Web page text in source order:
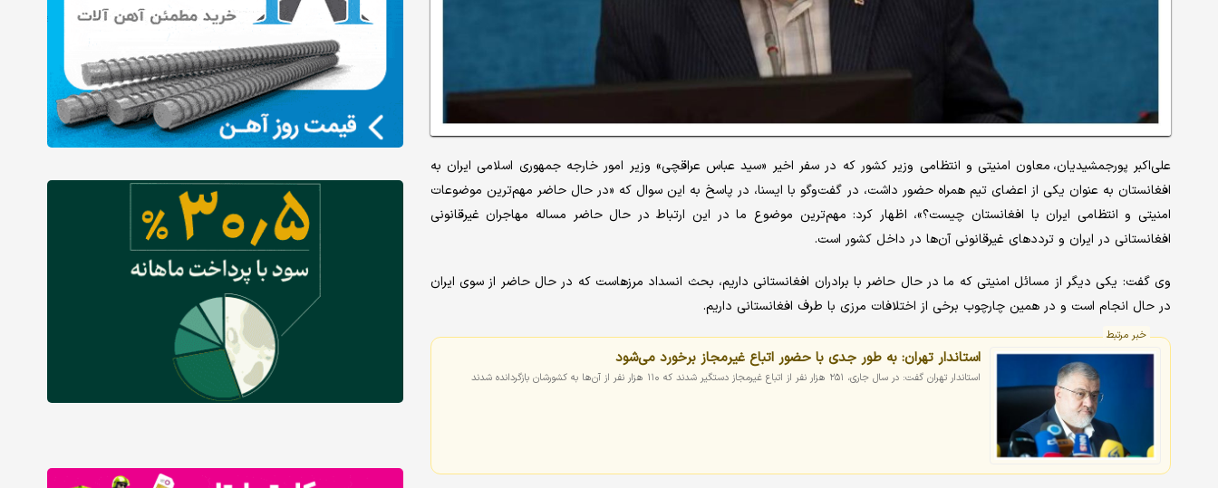
علی‌اکبر پورجمشیدیان، معاون امنیتی و انتظامی وزیر کشور که در سفر اخیر «سید عباس عراقچی» وزیر امور خارجه جمهوری اسلامی ایران به
افغانستان به عنوان یکی از اعضای تیم همراه حضور داشت، در گفت‌وگو با ایسنا، در پاسخ به این سوال که «در حال حاضر مهم‌ترین موضوعات
امنیتی و انتظامی ایران با افغانستان چیست؟»، اظهار کرد: مهم‌ترین موضوع ما در این ارتباط در حال حاضر مساله مهاجران غیرقانونی
افغانستانی در ایران و ترددهای غیرقانونی آن‌ها در داخل کشور است.
وی گفت: یکی دیگر از مسائل امنیتی که ما در حال حاضر با برادران افغانستانی داریم، بحث انسداد مرزهاست که در حال حاضر از سوی ایران
در حال انجام است و در همین چارچوب برخی از اختلافات مرزی با طرف افغانستانی داریم.
خبر مرتبط
استاندار تهران: به طور جدی با حضور اتباع غیرمجاز برخورد می‌شود
استاندار تهران گفت: در سال جاری، ۲۵۱ هزار نفر از اتباع غیرمجاز دستگیر شدند که ۱۱۰ هزار نفر از آن‌ها به کشورشان بازگردانده شدند